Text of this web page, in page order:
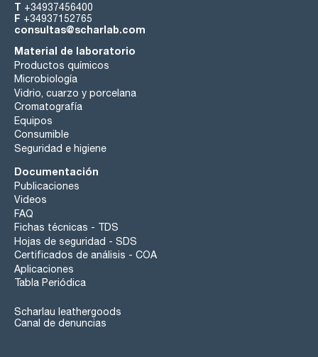
T +34937456400
F +34937152765
consultas@scharlab.com
Material de laboratorio
Productos químicos
Microbiología
Vidrio, cuarzo y porcelana
Cromatografía
Equipos
Consumible
Seguridad e higiene
Documentación
Publicaciones
Videos
FAQ
Fichas técnicas - TDS
Hojas de seguridad - SDS
Certificados de análisis - COA
Aplicaciones
Tabla Periódica
Scharlau leathergoods
Canal de denuncias